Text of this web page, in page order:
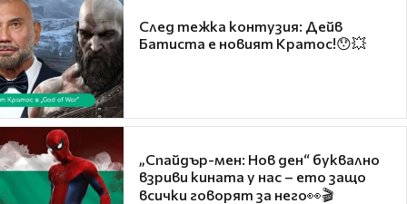
След тежка контузия: Дейв
Батиста е новият Кратос!😯💥
„Спайдър-мен: Нов ден“ буквално
взриви кината у нас – ето защо
всички говорят за него👀🎬